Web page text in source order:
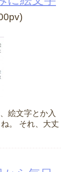
絵文字とか入
。 それ、大丈